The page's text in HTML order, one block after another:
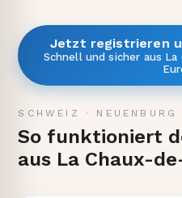
Jetzt registrieren
Schnell und sicher aus La
SCHWEIZ · NEUENBURG
So funktioniert
aus La Chaux-